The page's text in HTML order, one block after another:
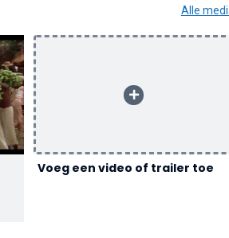
Alle
Voeg een video of trailer toe